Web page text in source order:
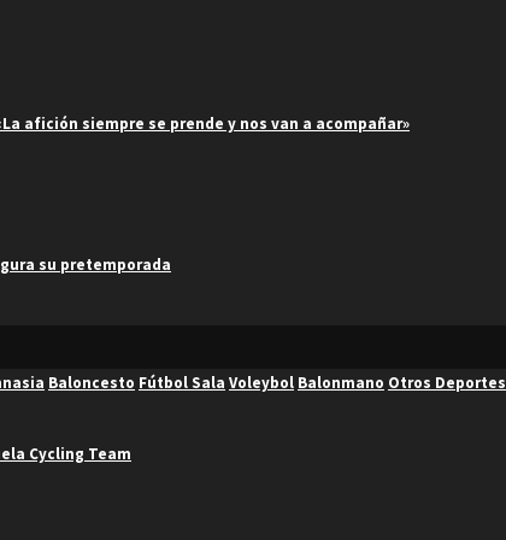
afición siempre se prende y nos van a acompañar»
su pretemporada
Baloncesto Fútbol Sala Voleybol Balonmano Otros Deportes
Cycling Team